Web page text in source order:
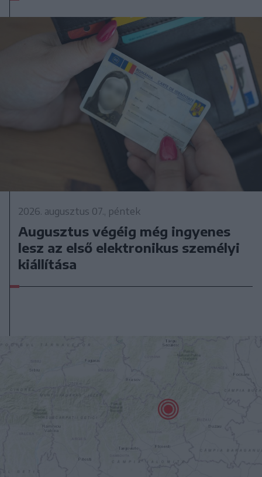
2026. augusztus 07., péntek
Augusztus végéig még ingyenes
lesz az első elektronikus személyi
kiállítása